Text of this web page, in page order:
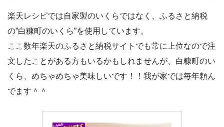
楽天レシピでは自家製のいくらではなく、ふるさと納税
の”白糠町のいくら”を使用しています。
ここ数年楽天のふるさと納税サイトでも常に上位なので注
文したことがある方もいるかもしれませんが、白糠町のい
くら、めちゃめちゃ美味しいです！！我が家では毎年頼ん
でます＾＾